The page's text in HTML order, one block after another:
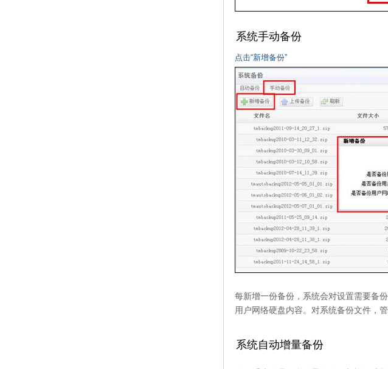
系统手动备份
点击“新增备份”
每新增一份备份，系统会对设置需要备
用户网络硬盘内容。对系统备份文件，
系统自动增量备份